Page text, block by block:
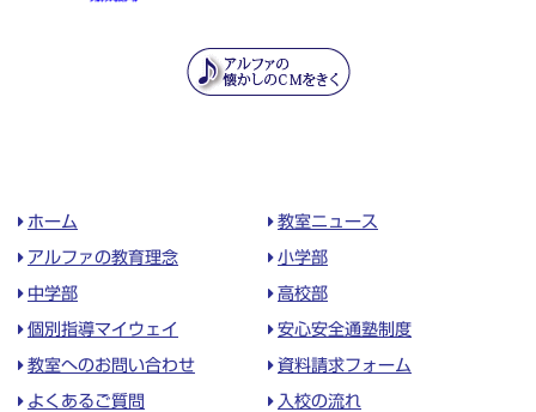
ホーム 教室ニュース
アルファの教育理念 小学部
中学部 高校部
個別指導マイウェイ 安心安全通塾制度
教室へのお問い合わせ 資料請求フォーム
よくあるご質問 入校の流れ